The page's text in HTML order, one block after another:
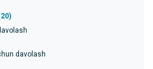
davolash